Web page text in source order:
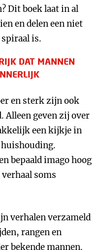
Dit boek laat in al
en delen een niet
is.
DAT MANNEN
en sterk zijn ook
Alleen geven zij over
een kijkje in
bepaald imago hoog
soms
verhalen verzameld
rangen en
bekende mannen.